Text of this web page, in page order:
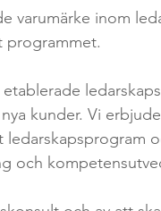
varumärke inom
programmet.
kunder. Vi
och